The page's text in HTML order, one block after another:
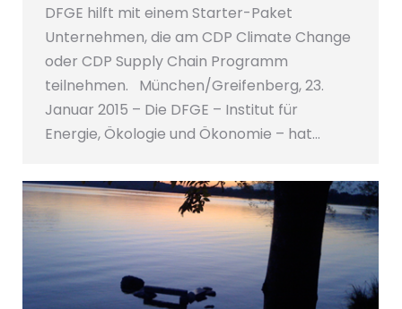
DFGE hilft mit einem Starter-Paket
Unternehmen, die am CDP Climate Change
oder CDP Supply Chain Programm
teilnehmen. München/Greifenberg, 23.
Januar 2015 – Die DFGE – Institut für
Energie, Ökologie und Ökonomie – hat…